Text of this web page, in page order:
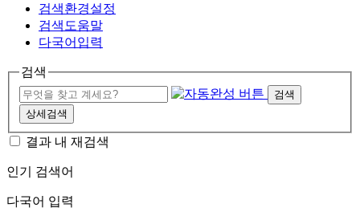
검색환경설정
검색도움말
다국어입력
검색
검색
상세검색
결과 내 재검색
인기 검색어
다국어 입력